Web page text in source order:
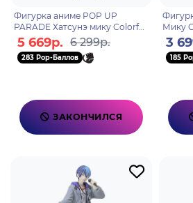
Фигурка аниме POP UP
PARADE Хатсунэ мику Colorful
Stage Канадэ Еисаки Kanade
Yoisaki 18см 01057
5 669р. 6 299р.
283 Pop-Баллов
ЗАКОНЧИЛСЯ
Мику
40835
3
185